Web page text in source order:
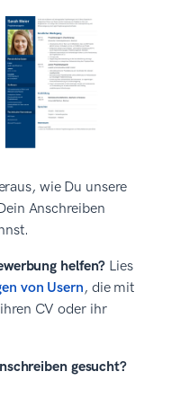
wie Du unsere
Anschreiben
helfen? Lies
von Usern, die mit
CV oder ihr
gesucht?